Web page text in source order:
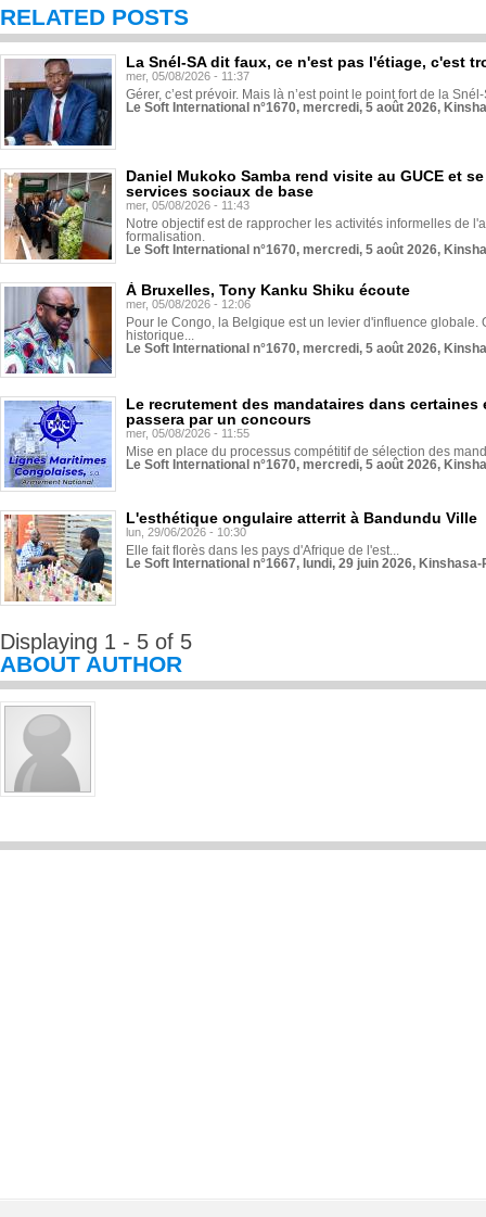
RELATED POSTS
La Snél-SA dit faux, ce n'est pas l'étiage, c'est
mer, 05/08/2026 - 11:37
Gérer, c’est prévoir. Mais là n’est point le point fort de la
Le Soft International n°1670, mercredi, 5 août 2026,
Daniel Mukoko Samba rend visite au GUCE et
services sociaux de base
mer, 05/08/2026 - 11:43
Notre objectif est de rapprocher les activités informelles de
formalisation.
Le Soft International n°1670, mercredi, 5 août 2026,
À Bruxelles, Tony Kanku Shiku écoute
mer, 05/08/2026 - 12:06
Pour le Congo, la Belgique est un levier d'influence globale.
historique...
Le Soft International n°1670, mercredi, 5 août 2026,
Le recrutement des mandataires dans
passera par un concours
mer, 05/08/2026 - 11:55
Mise en place du processus compétitif de sélection des
Le Soft International n°1670, mercredi, 5 août 2026,
L'esthétique ongulaire atterrit à Bandundu Ville
lun, 29/06/2026 - 10:30
Elle fait florès dans les pays d'Afrique de l'est...
Le Soft International n°1667, lundi, 29 juin 2026,
Displaying 1 - 5 of 5
ABOUT AUTHOR